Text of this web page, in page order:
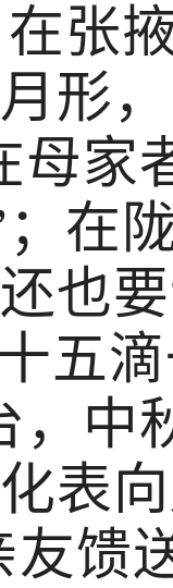
在张
形
母家
；在
也
五
，中
表
友馈